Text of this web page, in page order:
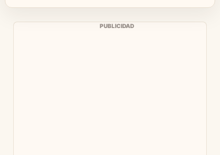
PUBLICIDAD